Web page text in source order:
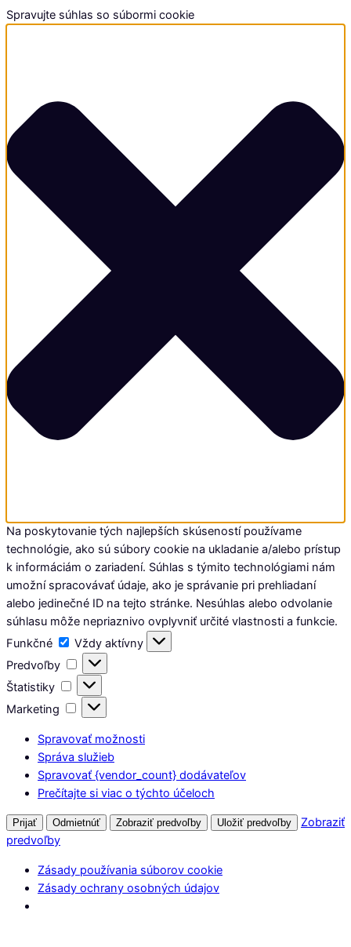
Spravujte súhlas so súbormi cookie
Na poskytovanie tých najlepších skúseností používame
technológie, ako sú súbory cookie na ukladanie a/alebo prístup
k informáciám o zariadení. Súhlas s týmito technológiami nám
umožní spracovávať údaje, ako je správanie pri prehliadaní
alebo jedinečné ID na tejto stránke. Nesúhlas alebo odvolanie
súhlasu môže nepriaznivo ovplyvniť určité vlastnosti a funkcie.
Funkčné
Funkčné
Vždy aktívny
Predvoľby
Predvoľby
Štatistiky
Štatistiky
Marketing
Marketing
Spravovať možnosti
Správa služieb
Spravovať {vendor_count} dodávateľov
Prečítajte si viac o týchto účeloch
Prijať Odmietnúť Zobraziť predvoľby Uložiť predvoľby
Zobraziť
predvoľby
Zásady používania súborov cookie
Zásady ochrany osobných údajov